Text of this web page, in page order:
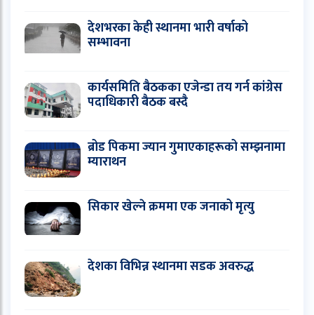
देशभरका केही स्थानमा भारी वर्षाको
सम्भावना
कार्यसमिति बैठकका एजेन्डा तय गर्न कांग्रेस
पदाधिकारी बैठक बस्दै
ब्रोड पिकमा ज्यान गुमाएकाहरूको सम्झनामा
म्याराथन
सिकार खेल्ने क्रममा एक जनाको मृत्यु
देशका विभिन्न स्थानमा सडक अवरुद्ध